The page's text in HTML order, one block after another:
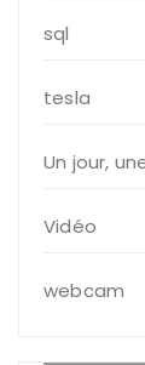
sql
tesla
Un jour,
Vidéo
webcam